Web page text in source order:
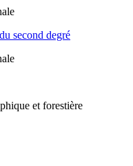
second degré
et forestière